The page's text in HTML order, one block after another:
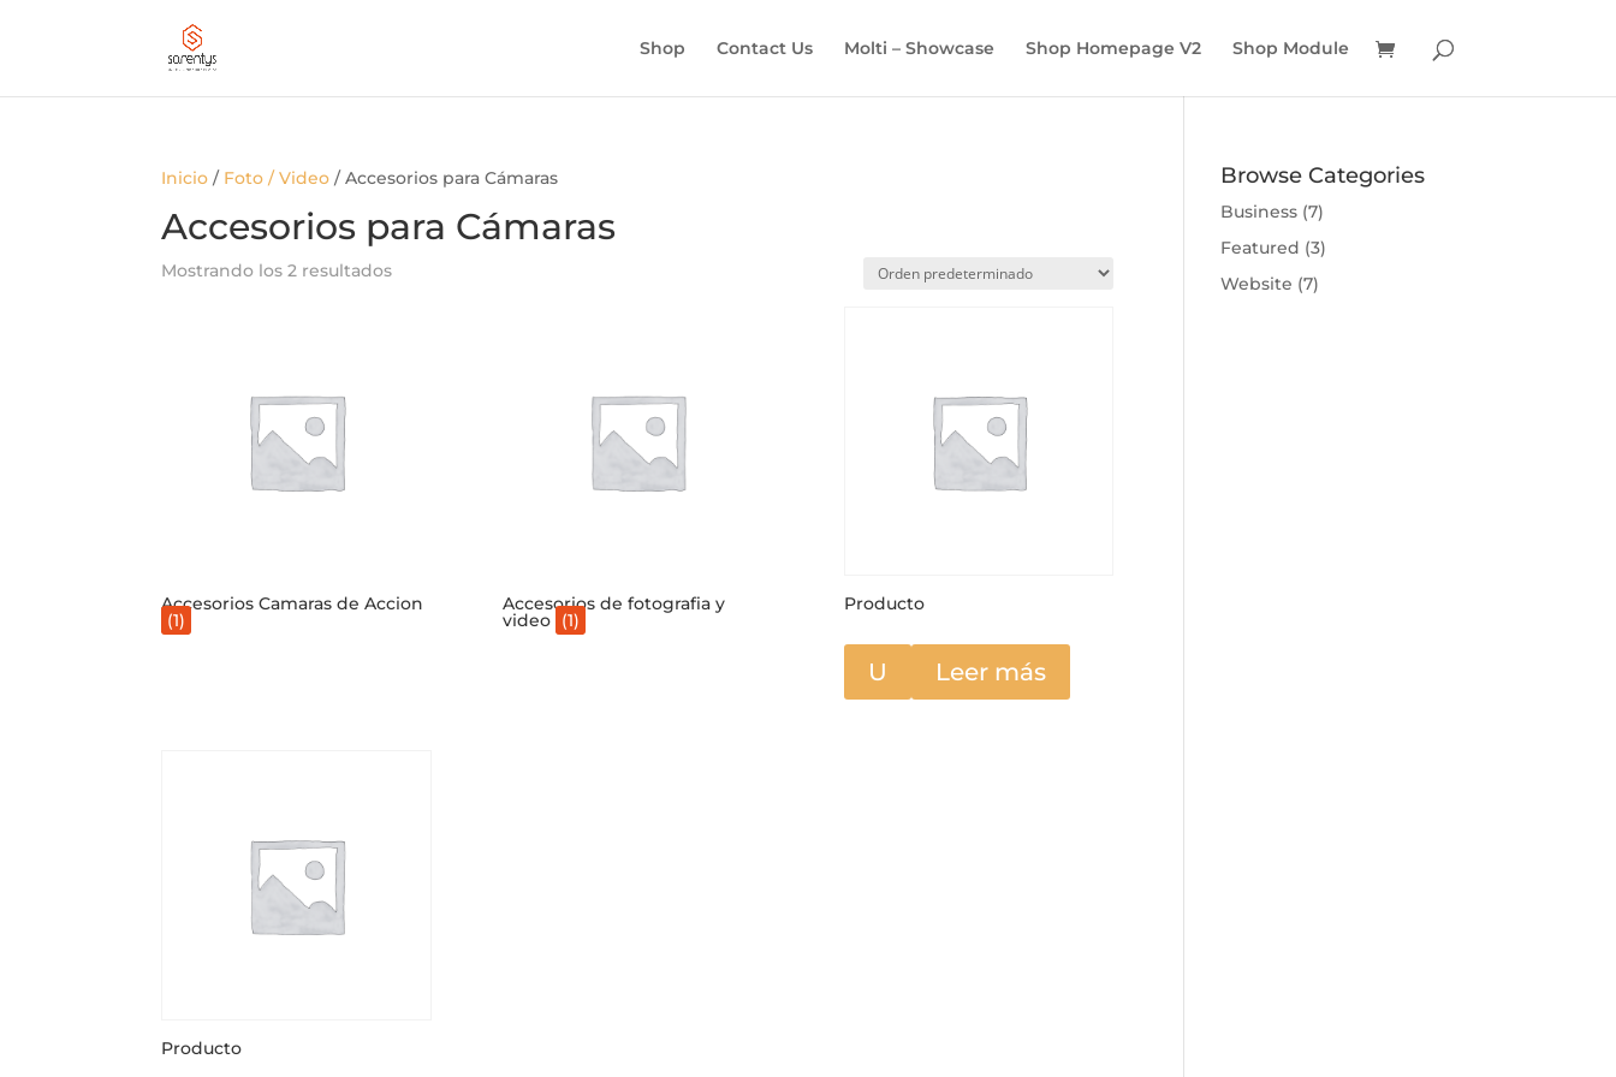
Shop Contact Us Molti – Showcase Shop Homepage V2 Shop Module
PRODUCTOS
Inicio / Foto / Video / Accesorios para Cámaras
Accesorios para Cámaras
Mostrando los 2 resultados
Accesorios Camaras de Accion
(1)
Accesorios de fotografia y
video (1)
Producto
U Leer más
Producto
Browse Categories
Business (7)
Featured (3)
Website (7)